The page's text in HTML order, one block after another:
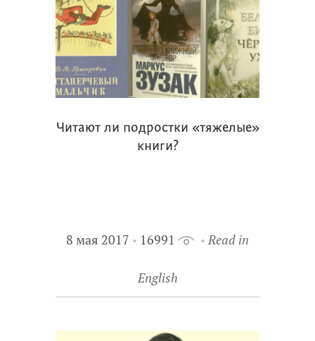
Читают ли подростки «тяжелые»
книги?
8 мая 2017 16991 Read in
English